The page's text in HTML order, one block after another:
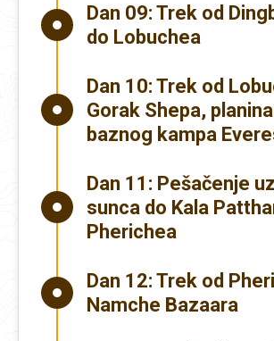
Dan 09: Trek od
do Lobuchea
Dan 10: Trek od
Gorak Shepa,
baznog kampa
Dan 11: Pešačenje
sunca do Kala
Pherichea
Dan 12: Trek od
Namche Bazaara